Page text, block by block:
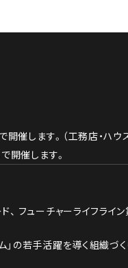
催します。（工務店・ハウ
開催します。
、 フューチャーライフライ
の若手活躍を導く組織づく